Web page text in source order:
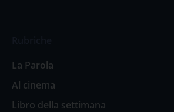
La Parola
Al cinema
Libro della settimana